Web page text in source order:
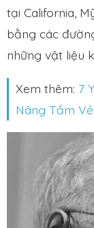
tại California,
bằng các
những vật liệu
Xem thêm: 7
Nâng Tầm